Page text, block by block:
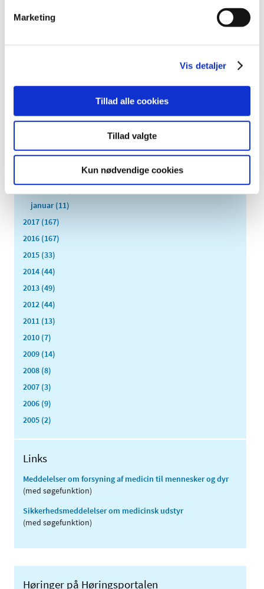
Marketing
Vis detaljer
Tillad alle cookies
Tillad valgte
Kun nødvendige cookies
2018 (150)
juli (8)
april (10)
januar (11)
2017 (167)
2016 (167)
2015 (33)
2014 (44)
2013 (49)
2012 (44)
2011 (13)
2010 (7)
2009 (14)
2008 (8)
2007 (3)
2006 (9)
2005 (2)
Links
Meddelelser om forsyning af medicin til mennesker og dyr
(med søgefunktion)
Sikkerhedsmeddelelser om medicinsk udstyr
(med søgefunktion)
Høringer på Høringsportalen